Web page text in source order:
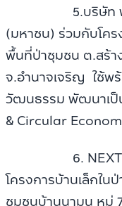
5.บริษัท พีทีที
(มหาชน) ร่วมกับโค
พื้นที่ป่าชุมชน ต.สร้า
จ.อำนาจเจริญ ใช้พร้
วัฒนธรรม พัฒนาเป็
& Circular
6.
โครงการบ้านเล็กใน
ชุมชนบ้านนามน หมู่